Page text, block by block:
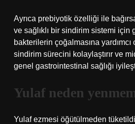
Ayrıca prebiyotik özelliği ile
ve sağlıklı bir sindirim sistemi için
bakterilerin çoğalmasına
sindirim sürecini kolaylaştırır ve
genel gastrointestinal sağlığı
Yulaf neden
Yulaf ezmesi öğütülmeden